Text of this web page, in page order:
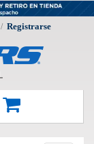
/ Registrarse